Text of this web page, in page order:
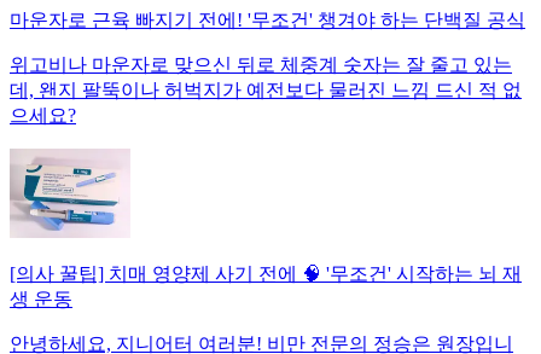
마운자로 근육 빠지기 전에! '무조건' 챙겨야 하는 단백질 공식
위고비나 마운자로 맞으신 뒤로 체중계 숫자는 잘 줄고 있는
데, 왠지 팔뚝이나 허벅지가 예전보다 물러진 느낌 드신 적 없
으세요?
[의사 꿀팁] 치매 영양제 사기 전에 🧠 '무조건' 시작하는 뇌 재
생 운동
안녕하세요, 지니어터 여러분! 비만 전문의 정승은 원장입니